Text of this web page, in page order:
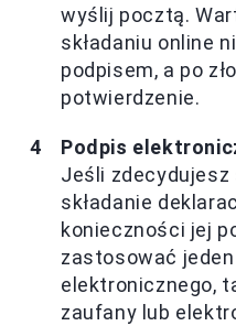
wyślij pocztą.
składaniu online
podpisem, a po
potwierdzenie.
Podpis
Jeśli
składanie
konieczności jej
zastosować
elektronicznego,
zaufany lub